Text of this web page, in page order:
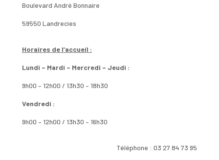
Boulevard André Bonnaire
59550 Landrecies
Horaires de l’accueil :
Lundi – Mardi – Mercredi – Jeudi :
9h00 – 12h00 / 13h30 – 18h30
Vendredi :
9h00 – 12h00 / 13h30 – 16h30
Téléphone : 03 27 84 73 95